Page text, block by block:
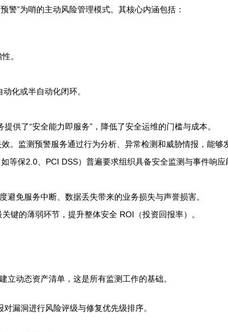
警”为哨的主动风险管理模式。其核心内涵包括：
。
化或半自动化闭环。
供了“安全能力即服务”，降低了安全运维的门槛与成本。
监测预警服务通过行为分析、异常检测和威胁情报，能够
等保2.0、PCI DSS）普遍要求组织具备安全监测与事件响
避免服务中断、数据丢失带来的业务损失与声誉损害。
键的薄弱环节，提升整体安全 ROI（投资回报率）。
立动态资产清单，这是所有监测工作的基础。
漏洞进行风险评级与修复优先级排序。